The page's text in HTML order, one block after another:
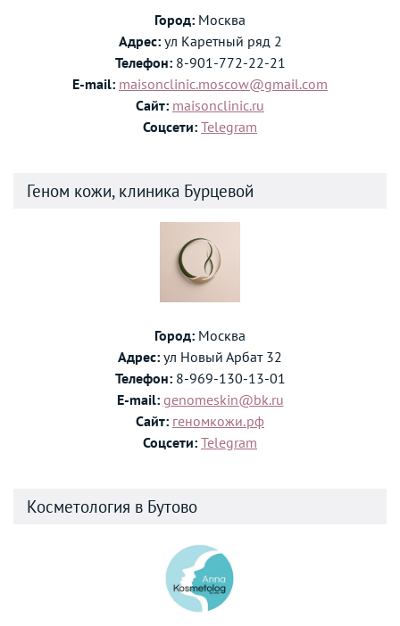
Город: Москва
Адрес:ул Каретный ряд 2
Телефон:8-901-772-22-21
E-mail: maisonclinic.moscow@gmail.com
Сайт: maisonclinic.ru
Соцсети: Telegram
Геном кожи, клиника Бурцевой
Город: Москва
Адрес: ул Новый Арбат 32
Телефон:8-969-130-13-01
E-mail: genomeskin@bk.ru
Сайт: геномкожи.рф
Соцсети: Telegram
Косметология в Бутово